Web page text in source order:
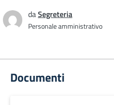
daSegreteria
Personale amministrativo
Documenti